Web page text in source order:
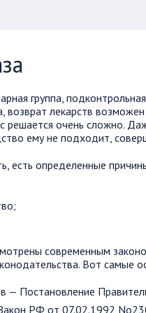
группа,
возврат лекарств
очень сложно.
ему не подходит,
есть определенные
современным
Вот самые
— Постановление
РФ от 07.02.1992